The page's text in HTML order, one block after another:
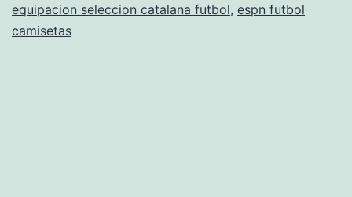
La
Eurocopa
equipacion seleccion catalana futbol, espn futbol
camisetas